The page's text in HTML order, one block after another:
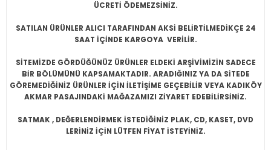
ÜCRETİ ÖDEMEZSİNİZ.
SATILAN ÜRÜNLER ALICI TARAFINDAN AKSİ BELİRTİLMEDİKÇE 24
SAAT İÇİNDE KARGOYA VERİLİR.
SİTEMİZDE GÖRDÜĞÜNÜZ ÜRÜNLER ELDEKİ ARŞİVİMİZİN SADECE
BİR BÖLÜMÜNÜ KAPSAMAKTADIR. ARADIĞINIZ YA DA SİTEDE
GÖREMEDİĞİNİZ ÜRÜNLER İÇİN İLETİŞİME GEÇEBİLİR VEYA KADIKÖY
AKMAR PASAJINDAKİ MAĞAZAMIZI ZİYARET EDEBİLİRSİNİZ.
SATMAK , DEĞERLENDİRMEK İSTEDİĞİNİZ PLAK, CD, KASET, DVD
LERİNİZ İÇİN LÜTFEN FİYAT İSTEYİNİZ.